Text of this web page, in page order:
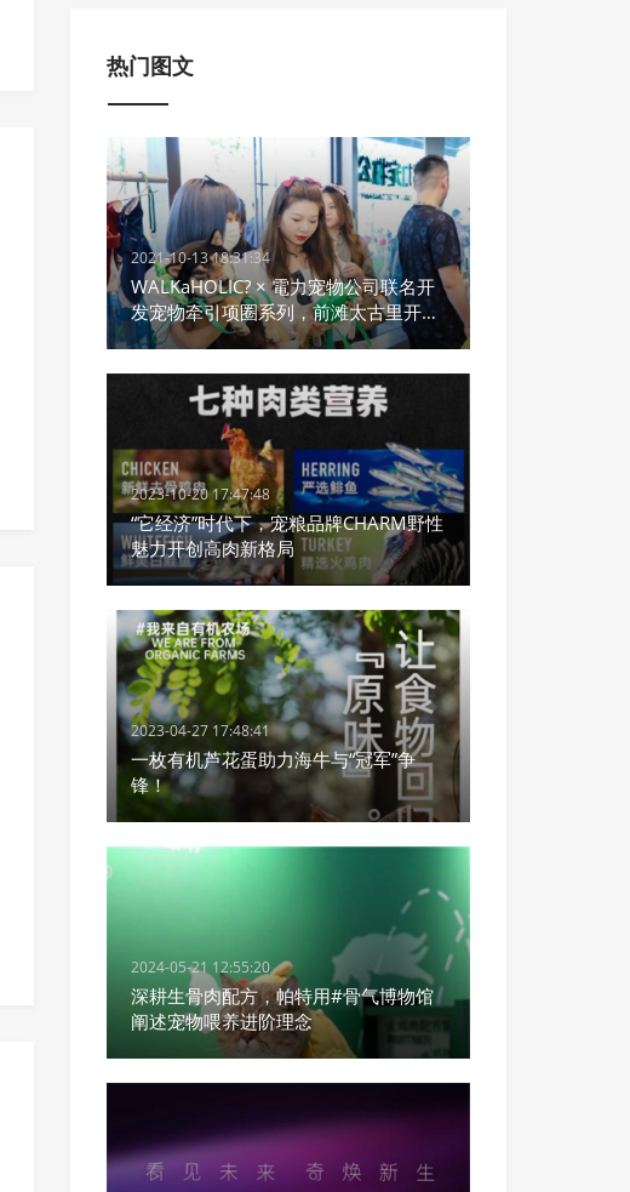
热门图文
2021-10-13 18:31:34
WALKaHOLIC? × 電力宠物公司联名开
发宠物牵引项圈系列，前滩太古里开幕
发布
2023-10-20 17:47:48
“它经济”时代下，宠粮品牌CHARM野性
魅力开创高肉新格局
2023-04-27 17:48:41
一枚有机芦花蛋助力海牛与“冠军”争
锋！
2024-05-21 12:55:20
深耕生骨肉配方，帕特用#骨气博物馆
阐述宠物喂养进阶理念